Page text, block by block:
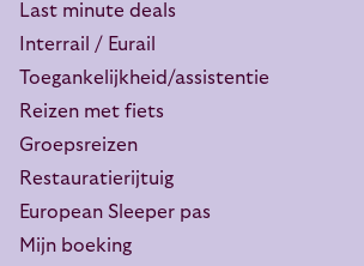
Last minute deals
Interrail / Eurail
Toegankelijkheid/assistentie
Reizen met fiets
Groepsreizen
Restauratierijtuig
European Sleeper pas
Mijn boeking